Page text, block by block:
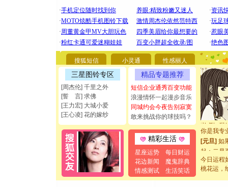
搜狐短信 小灵通 性感丽人
三星图铃专区
[周杰伦] 千里之外
[誓 言] 求佛
[王力宏] 大城小爱
[王心凌] 花的嫁纱
精品专题推荐
短信企业通秀百变功能
浪漫情怀一起漫步音乐
同城约会今夜告别寂寞
敢来挑战你的球技吗？
精彩生活
星座运势
每日财运
花边新闻
魔鬼辞典
情感测试
生活笑话
[圣诞节]
你太多
要平安
[圣诞节]
能正大光
都要快乐
[圣诞节]
如意,快
[元旦]看
断电。爱
你是我专
[元旦] 如
起；二是
离。水晶
[元旦]当
今日运程
桃花运，